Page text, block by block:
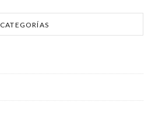
CATEGORÍAS